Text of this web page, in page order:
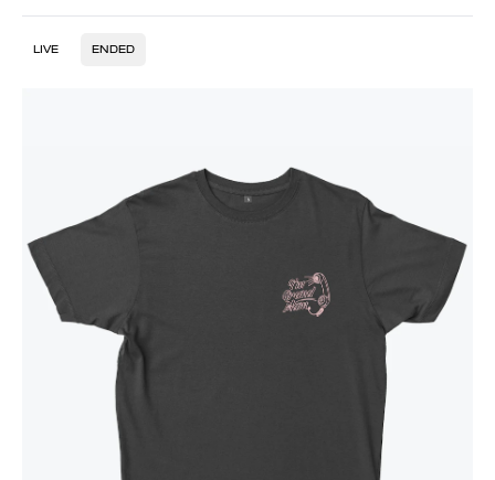
LIVE ENDED